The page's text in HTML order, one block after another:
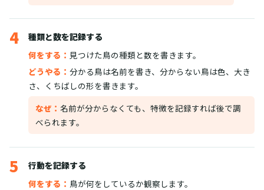
4
種類と数を記録する
何をする： 見つけた鳥の種類と数を書きます。
どうやる： 分かる鳥は名前を書き、分からない鳥は色、大き
さ、くちばしの形を書きます。
なぜ： 名前が分からなくても、特徴を記録すれば後で調
べられます。
5
行動を記録する
何をする： 鳥が何をしているか観察します。